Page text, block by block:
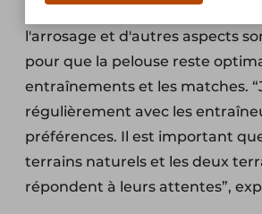
l'arrosage et d'autres aspects
pour que la pelouse reste
entraînements et les matches.
régulièrement avec les
préférences. Il est important
terrains naturels et les deux
répondent à leurs attentes”,